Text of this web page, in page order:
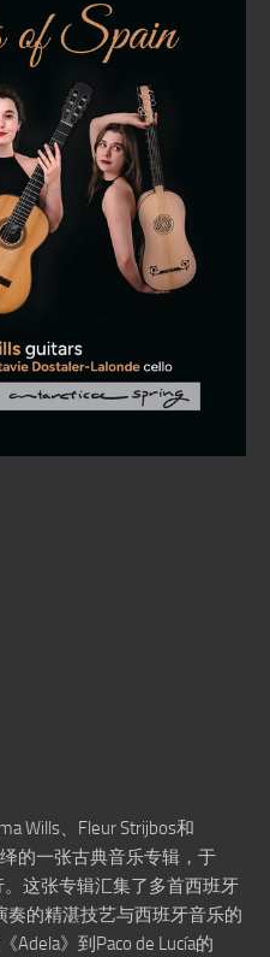
Wills、Fleur Strijbos和
的一张古典音乐专辑，于
。这张专辑汇集了多首西班牙
奏的精湛技艺与西班牙音乐的
Adela》到Paco de Lucía的